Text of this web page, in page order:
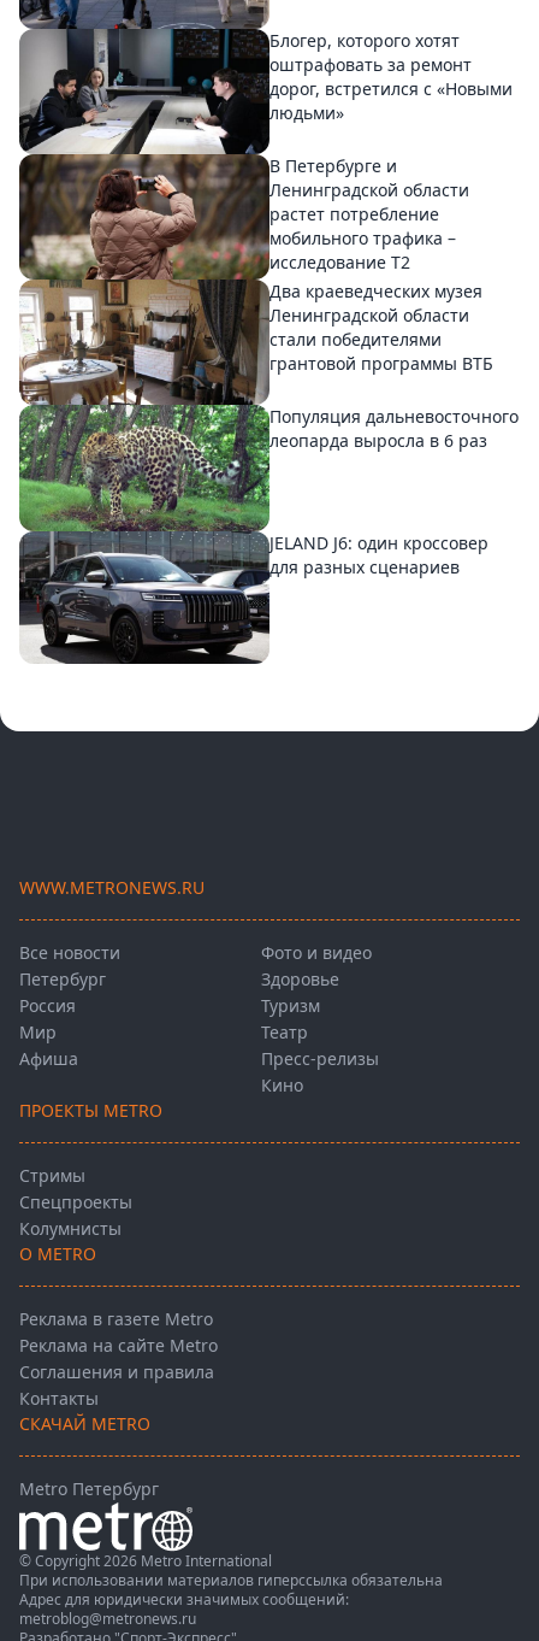
Блогер, которого хотят
оштрафовать за ремонт
дорог, встретился с «Новыми
людьми»
В Петербурге и
Ленинградской области
растет потребление
мобильного трафика –
исследование T2
Два краеведческих музея
Ленинградской области
стали победителями
грантовой программы ВТБ
Популяция дальневосточного
леопарда выросла в 6 раз
JELAND J6: один кроссовер
для разных сценариев
WWW.METRONEWS.RU
Все новости
Петербург
Россия
Мир
Афиша
Фото и видео
Здоровье
Туризм
Театр
Пресс-релизы
Кино
ПРОЕКТЫ METRO
Стримы
Спецпроекты
Колумнисты
О METRO
Реклама в газете Metro
Реклама на сайте Metro
Соглашения и правила
Контакты
СКАЧАЙ METRO
Metro Петербург
© Copyright 2026 Metro International
При использовании материалов гиперссылка обязательна
Адрес для юридически значимых сообщений:
metroblog@metronews.ru